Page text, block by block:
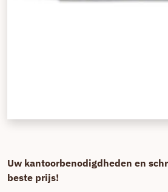
Uw kantoorbenodigdheden en
beste prijs!